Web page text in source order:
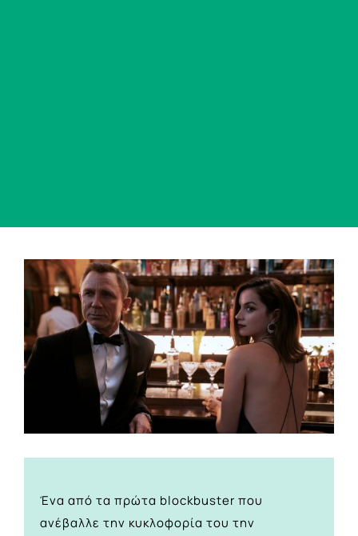
View
Larger
Image
Ένα από τα πρώτα blockbuster που
ανέβαλλε την κυκλοφορία του την